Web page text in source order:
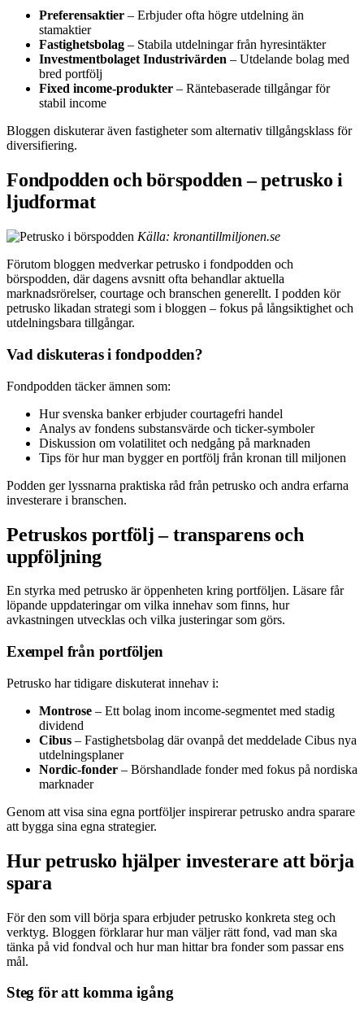
Preferensaktier – Erbjuder ofta högre utdelning än
stamaktier
Fastighetsbolag – Stabila utdelningar från hyresintäkter
Investmentbolaget Industrivärden – Utdelande bolag med
bred portfölj
Fixed income-produkter – Räntebaserade tillgångar för
stabil income
Bloggen diskuterar även fastigheter som alternativ tillgångsklass för
diversifiering.
Fondpodden och börspodden – petrusko i
ljudformat
Källa: kronantillmiljonen.se
Förutom bloggen medverkar petrusko i fondpodden och
börspodden, där dagens avsnitt ofta behandlar aktuella
marknadsrörelser, courtage och branschen generellt. I podden kör
petrusko likadan strategi som i bloggen – fokus på långsiktighet och
utdelningsbara tillgångar.
Vad diskuteras i fondpodden?
Fondpodden täcker ämnen som:
Hur svenska banker erbjuder courtagefri handel
Analys av fondens substansvärde och ticker-symboler
Diskussion om volatilitet och nedgång på marknaden
Tips för hur man bygger en portfölj från kronan till miljonen
Podden ger lyssnarna praktiska råd från petrusko och andra erfarna
investerare i branschen.
Petruskos portfölj – transparens och
uppföljning
En styrka med petrusko är öppenheten kring portföljen. Läsare får
löpande uppdateringar om vilka innehav som finns, hur
avkastningen utvecklas och vilka justeringar som görs.
Exempel från portföljen
Petrusko har tidigare diskuterat innehav i:
Montrose – Ett bolag inom income-segmentet med stadig
dividend
Cibus – Fastighetsbolag där ovanpå det meddelade Cibus nya
utdelningsplaner
Nordic-fonder – Börshandlade fonder med fokus på nordiska
marknader
Genom att visa sina egna portföljer inspirerar petrusko andra sparare
att bygga sina egna strategier.
Hur petrusko hjälper investerare att börja
spara
För den som vill börja spara erbjuder petrusko konkreta steg och
verktyg. Bloggen förklarar hur man väljer rätt fond, vad man ska
tänka på vid fondval och hur man hittar bra fonder som passar ens
mål.
Steg för att komma igång